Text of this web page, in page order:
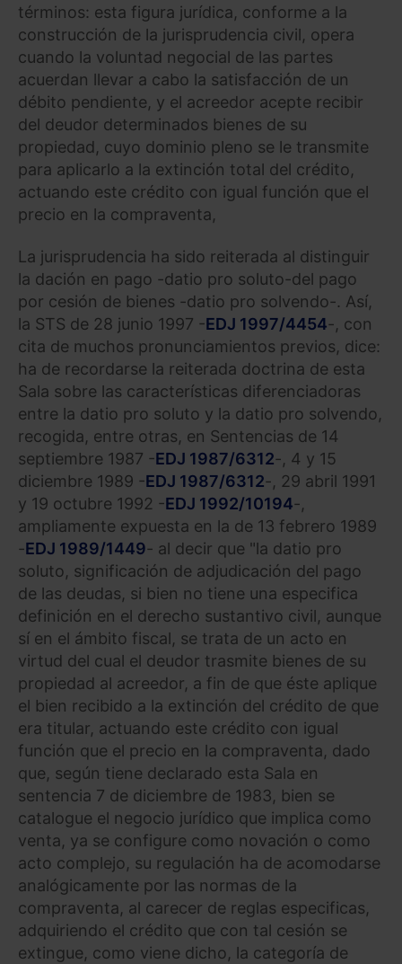
términos: esta figura jurídica, conforme a la
construcción de la jurisprudencia civil, opera
cuando la voluntad negocial de las partes
acuerdan llevar a cabo la satisfacción de un
débito pendiente, y el acreedor acepte recibir
del deudor determinados bienes de su
propiedad, cuyo dominio pleno se le transmite
para aplicarlo a la extinción total del crédito,
actuando este crédito con igual función que el
precio en la compraventa,
La jurisprudencia ha sido reiterada al distinguir
la dación en pago -datio pro soluto-del pago
por cesión de bienes -datio pro solvendo-. Así,
la STS de 28 junio 1997 -EDJ 1997/4454-, con
cita de muchos pronunciamientos previos, dice:
ha de recordarse la reiterada doctrina de esta
Sala sobre las características diferenciadoras
entre la datio pro soluto y la datio pro solvendo,
recogida, entre otras, en Sentencias de 14
septiembre 1987 -EDJ 1987/6312-, 4 y 15
diciembre 1989 -EDJ 1987/6312-, 29 abril 1991
y 19 octubre 1992 -EDJ 1992/10194-,
ampliamente expuesta en la de 13 febrero 1989
-EDJ 1989/1449- al decir que "la datio pro
soluto, significación de adjudicación del pago
de las deudas, si bien no tiene una especifica
definición en el derecho sustantivo civil, aunque
sí en el ámbito fiscal, se trata de un acto en
virtud del cual el deudor trasmite bienes de su
propiedad al acreedor, a fin de que éste aplique
el bien recibido a la extinción del crédito de que
era titular, actuando este crédito con igual
función que el precio en la compraventa, dado
que, según tiene declarado esta Sala en
sentencia 7 de diciembre de 1983, bien se
catalogue el negocio jurídico que implica como
venta, ya se configure como novación o como
acto complejo, su regulación ha de acomodarse
analógicamente por las normas de la
compraventa, al carecer de reglas especificas,
adquiriendo el crédito que con tal cesión se
extingue, como viene dicho, la categoría de